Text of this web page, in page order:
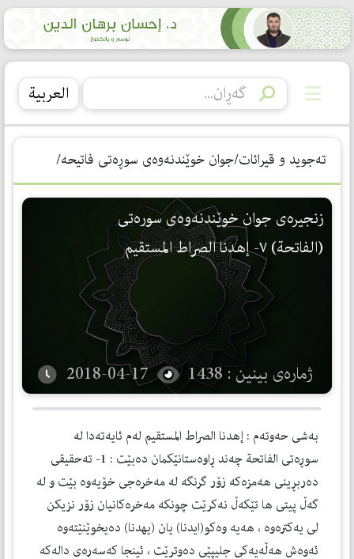
العربیة
تەجوید و قیرائات/جوان خوێندنەوەی سوڕەتی فاتیحە/
زنجیره‌ی جوان خوێندنه‌وه‌ی سوره‌تی
(الفاتحة) ٧- إهدنا الصراط المستقیم
ژمارەی بینین : 1438 2018-04-17
به‌شی حه‌وته‌م : إهدنا الصراط المستقیم له‌م ئایه‌ته‌دا له‌
سوڕه‌تی الفاتحة چه‌ند ڕاوه‌ستانێكمان ده‌بێت : 1- ته‌حقیقی
ده‌ربڕینی هه‌مزه‌كه‌ زۆر گرنگه‌ له‌ مه‌خره‌جی خۆیه‌وه‌ بێت و له‌
گه‌ڵ پیتی ها تێكه‌ڵ نه‌كرێت چونكه‌ مه‌خره‌كانیان زۆر نزیكن
لی یه‌كتره‌وه‌ ، هه‌یه‌ وه‌كو(ایدنا) ‌یان (یهدنا) ده‌یخوێنێته‌وه‌
ئه‌وه‌ش هه‌ڵه‌یه‌كی جليپێی ده‌وترێت ، ئینجا كه‌سه‌ره‌ی داله‌كه‌